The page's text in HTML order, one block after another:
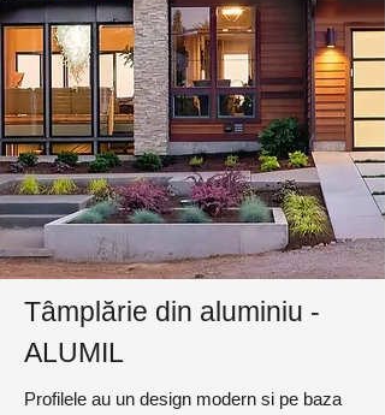
Tâmplărie din aluminiu -
ALUMIL
Profilele au un design modern si pe baza